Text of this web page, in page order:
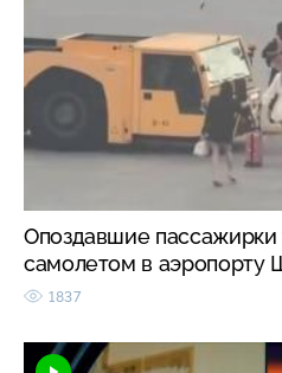
Опоздавшие пассажирки
самолетом в аэропорту
1837